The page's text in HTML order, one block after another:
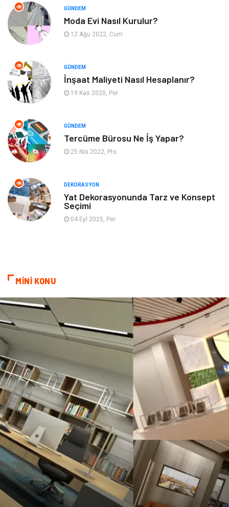
Güzellik & Bakım Tatil
Aksesuar Eğitim Kurumları
Hizmet
Mobilya
İnternet
Nakliyat
Hediyelik Eşya
Basın Yayın
Telekomünikasyon Markalar
Ambalaj İthalat İhracat
Dernekler ve Birlikler
GÜNDEM
Moda Evi Nasıl Kurulur?
12 Ağu 2022, Cum
GÜNDEM
İnşaat Maliyeti Nasıl Hesaplanır?
19 Kas 2020, Per
GÜNDEM
Tercüme Bürosu Ne İş Yapar?
25 Nis 2022, Pts
DEKORASYON
Yat Dekorasyonunda Tarz ve Konsept
Seçimi
04 Eyl 2025, Per
MİNİ KONU